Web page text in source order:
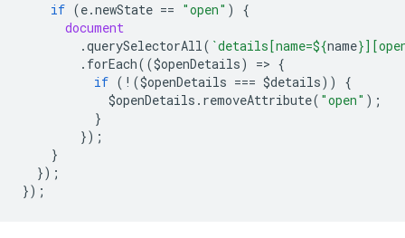
if (e.newState == "open" )
{
document
.querySelectorAll( `details[name=${name}
. forEach(($openDetails) => {
if ( ! ($openDetails === $details))
{
$openDetails . removeAttribute( "open" );
}
});
}
});
});